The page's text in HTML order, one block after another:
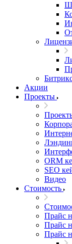
Акции
Проекты
ORM
SEO
Видео
Стоимость
Прайс
Прайс
Прайс